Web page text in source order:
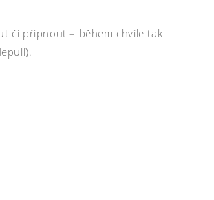
či připnout – během chvíle tak